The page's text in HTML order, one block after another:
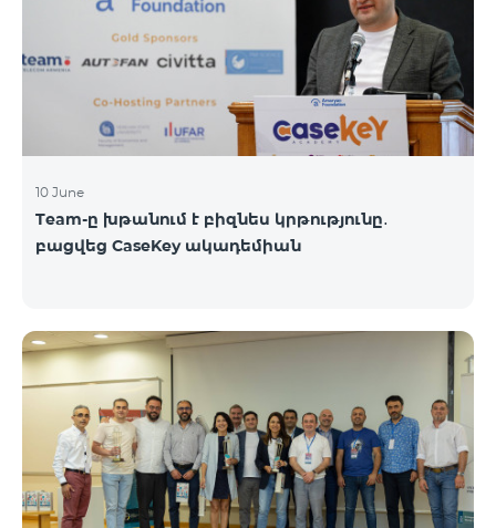
10 June
Team-ը խթանում է բիզնես կրթությունը․
բացվեց CaseKey ակադեմիան